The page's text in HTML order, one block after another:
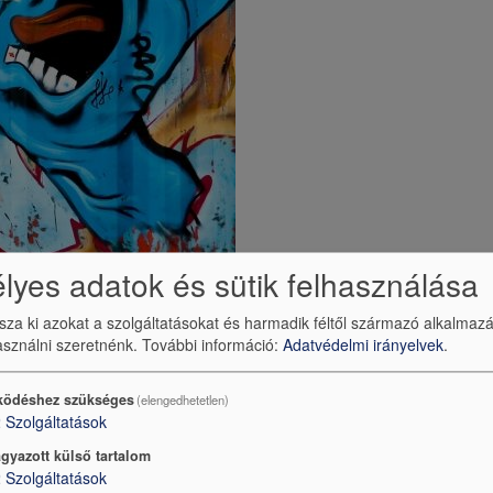
Ha túl szűklátóan fogalmaznék, azt mondanám, túl van
látókörben a környezet az, ami megváltozott. A
táptalaja lett. Korunk manipulatív elemei a kamaszokban
kínált deviancia bennük tud kontrollálatlanul megtestesülni.
adatok és sütik felhasználása
ki azokat a szolgáltatásokat és harmadik féltől származó
szeretnénk. További információ: Adatvédelmi irányelvek.
szükséges(elengedhetetlen)
Szolgáltatások
külső tartalom
Szolgáltatások